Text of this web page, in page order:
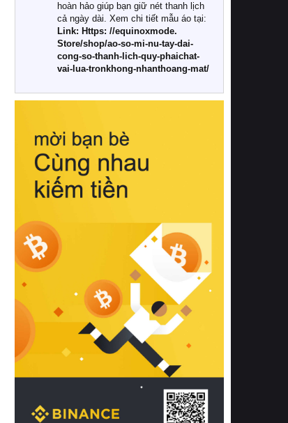
Khác với các dòng sản phẩm thông
thường, những bộ chăn ga gối đệm
cao cấp trải qua quy trình sản xuất
nghiêm ngặt từ khâu chọn lọc nguyên
liệu tự nhiên đến công nghệ dệt
nhuộm hiện đại không chứa hóa chất
này, bạn sẽ cảm nhận rõ rệt sự khác
hồi chuẩn xác của phần đệm nâng đỡ
cột sống.
Bên cạnh đó, việc lựa chọn các dòng
sản phẩm đạt chuẩn chất lượng quốc
tế còn giúp ngăn ngừa tình trạng kích
khuẩn và nấm mốc trong điều kiện
thời tiết nóng ẩm. Bạn có thể tìm hiểu
thêm các nghiên cứu khoa học về tác
động của giấc ngủ và môi trường
phòng ngủ đối với sức khỏe con
người tại Sleep Foundation (External
Link) để có cái nhìn toàn diện hơn.
2. Các tiêu chí vàng khi lựa chọn
chăn ga gối đệm cao cấp cho phòng
ngủ
Để sở hữu một bộ chăn ga gối đệm
cao cấp hoàn hảo cả về thẩm mỹ lẫn
công năng, người tiêu dùng cần cân
nhắc kỹ lưỡng các tiêu chí quan trọng
hoàn hảo giúp bạn giữ nét thanh lịch
cả ngày dài. Xem chi tiết mẫu áo tại:
Link: Https: //equinoxmode.
Store/shop/ao-so-mi-nu-tay-dai-
cong-so-thanh-lich-quy-phaichat-
vai-lua-tronkhong-nhanthoang-mat/